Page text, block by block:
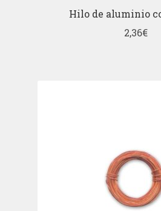
Hilo de aluminio
2,36€